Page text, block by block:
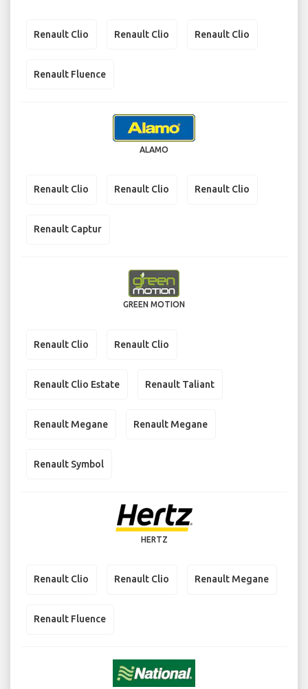
Renault Clio Renault Clio Renault Clio
Renault Fluence
ALAMO
Renault Clio Renault Clio Renault Clio
Renault Captur
GREEN MOTION
Renault Clio Renault Clio
Renault Clio Estate Renault Taliant
Renault Megane Renault Megane
Renault Symbol
HERTZ
Renault Clio Renault Clio Renault Megane
Renault Fluence